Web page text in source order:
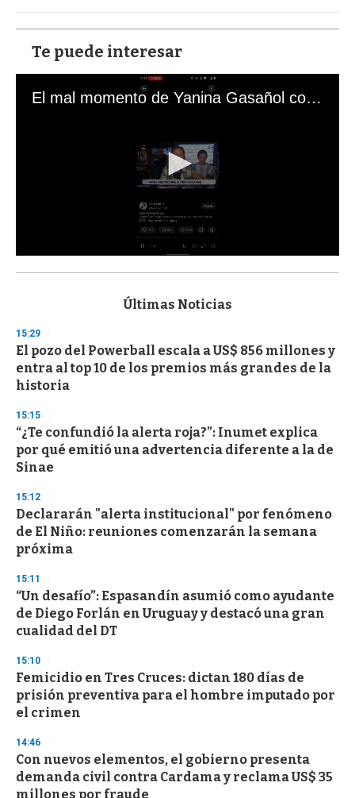
Te puede interesar
El mal momento de Yanina Gasañol con un hincha argentino en "Subrayado"
s
d
s
o
f
3
s
e
o
n
Últimas Noticias
15:29
El pozo del Powerball escala a US$ 856 millones y
entra al top 10 de los premios más grandes de la
historia
15:15
“¿Te confundió la alerta roja?”: Inumet explica
por qué emitió una advertencia diferente a la de
Sinae
15:12
Declararán "alerta institucional" por fenómeno
de El Niño: reuniones comenzarán la semana
próxima
15:11
“Un desafío”: Espasandín asumió como ayudante
de Diego Forlán en Uruguay y destacó una gran
cualidad del DT
15:10
Femicidio en Tres Cruces: dictan 180 días de
prisión preventiva para el hombre imputado por
el crimen
14:46
Con nuevos elementos, el gobierno presenta
demanda civil contra Cardama y reclama US$ 35
millones por fraude